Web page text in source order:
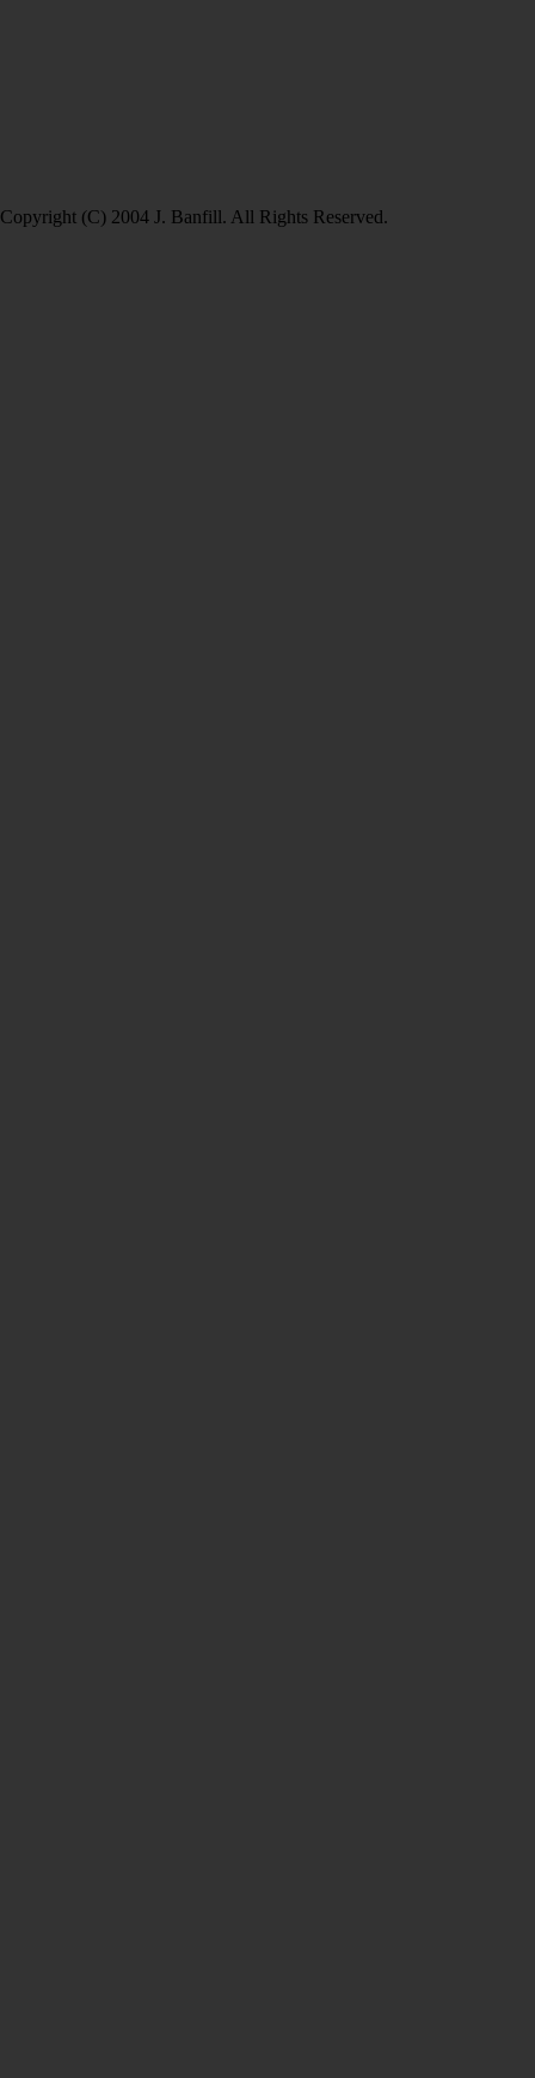
Copyright (C) 2004 J. Banfill. All Rights Reserved.